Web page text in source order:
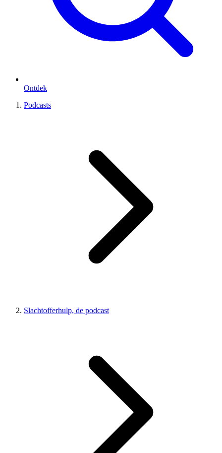
Ontdek
Podcasts
Slachtofferhulp, de podcast